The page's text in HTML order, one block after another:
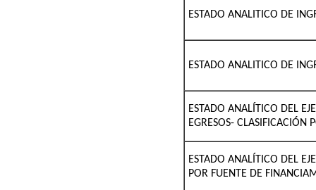
ESTADO ANALITICO DE
ESTADO ANALITICO DE
ESTADO ANALÍTICO DEL
EGRESOS- CLASIFICACIÓN
ESTADO ANALÍTICO DEL
POR FUENTE DE